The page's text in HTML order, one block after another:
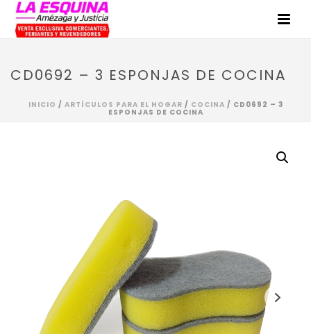
CD0692 – 3 ESPONJAS DE COCINA
INICIO / ARTÍCULOS PARA EL HOGAR / COCINA / CD0692 – 3
ESPONJAS DE COCINA